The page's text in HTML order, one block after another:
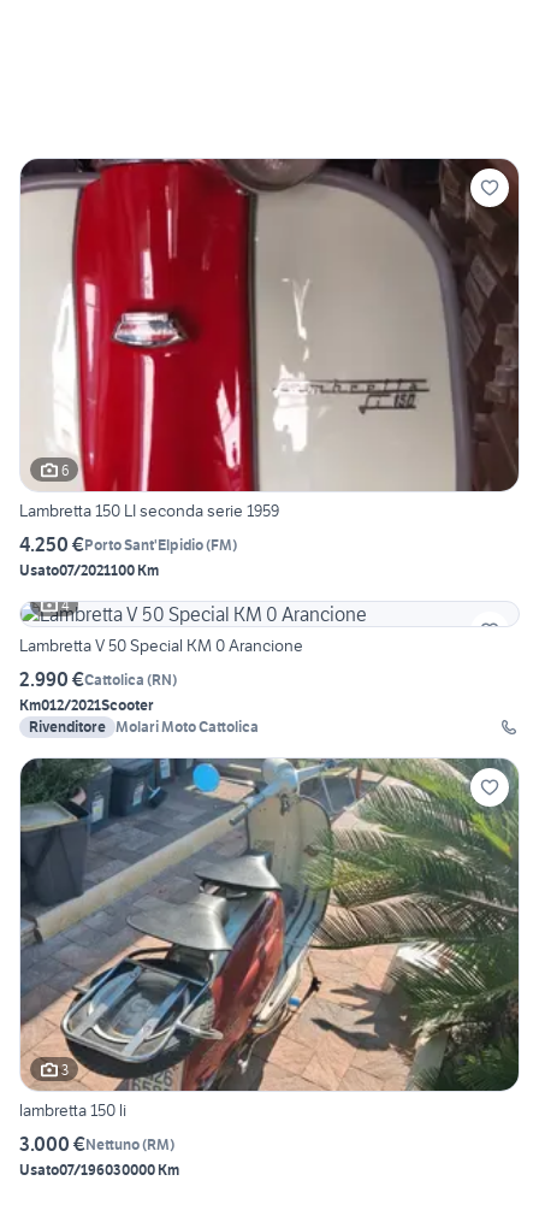
6
Lambretta 150 LI seconda serie 1959
4.250 €Porto Sant'Elpidio(FM)
Usato07/2021100 Km
4
Lambretta V 50 Special KM 0 Arancione
2.990 €Cattolica (RN)
Km012/2021Scooter
Rivenditore Molari Moto Cattolica
3
lambretta 150 li
3.000 €Nettuno(RM)
Usato07/196030000 Km